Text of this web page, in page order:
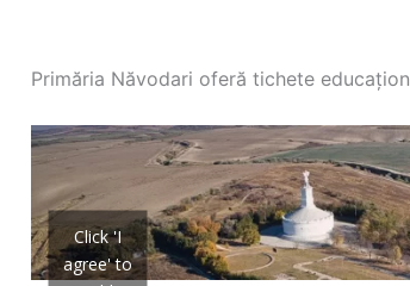
Primăria Năvodari oferă tichete
Click 'I
agree' to